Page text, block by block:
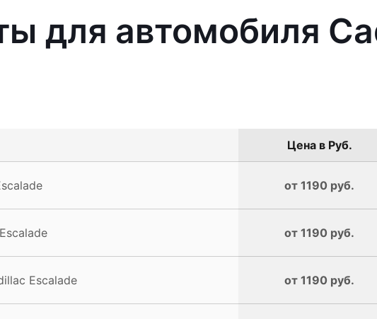
для автомобиля
Цена в Руб.
от 1190 руб.
от 1190 руб.
Escalade от 1190 руб.